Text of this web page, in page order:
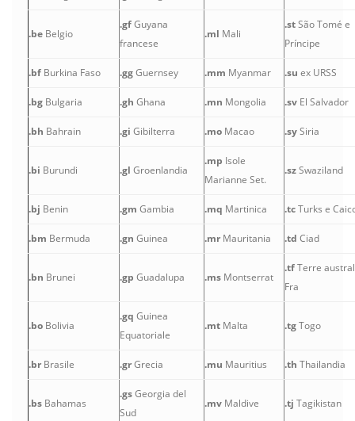
.be Belgio
.gfGuyana
francese
.ml Mali
.stSão Tomé e
Príncipe
.bf Burkina Faso .ggGuernsey .mm Myanmar .su ex URSS
.bg Bulgaria .gh Ghana .mn Mongolia .sv El Salvador
.bh Bahrain .gi Gibilterra .mo Macao .sySiria
.bi Burundi .gl Groenlandia
.mp Isole
Marianne Set.
.szSwaziland
.bj Benin .gm Gambia .mq Martinica .tcTurks e
.bm Bermuda .gn Guinea .mr Mauritania .td Ciad
.bn Brunei .gp Guadalupa .ms Montserrat
.tfTerre
Fra
.bo Bolivia
.gq Guinea
Equatoriale
.mt Malta .tgTogo
.br Brasile .grGrecia .mu Mauritius .th Thailandia
.bs Bahamas
.gsGeorgia del
Sud
.mv Maldive .tj Tagikistan